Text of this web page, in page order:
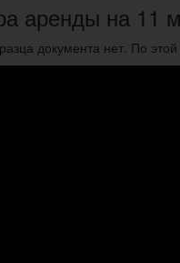
аренды на 11
документа нет. По